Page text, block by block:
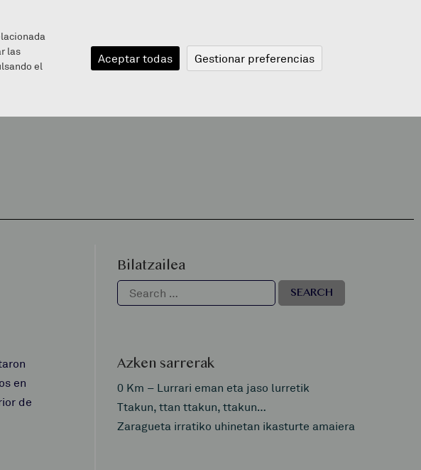
BALEAREN BIDEA JANGELA BLOGA BERRIAK
en
de
Bilatzailea
Azken sarrerak
0 Km – Lurrari eman eta jaso lurretik
Ttakun, ttan ttakun, ttakun…
Zaragueta irratiko uhinetan ikasturte amaiera
las
el
Aceptar todas Gestionar preferencias